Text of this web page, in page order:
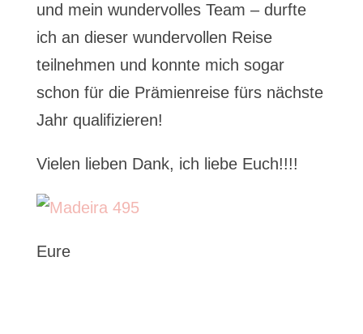
und mein wundervolles Team – durfte
ich an dieser wundervollen Reise
teilnehmen und konnte mich sogar
schon für die Prämienreise fürs nächste
Jahr qualifizieren!
Vielen lieben Dank, ich liebe Euch!!!!
Eure